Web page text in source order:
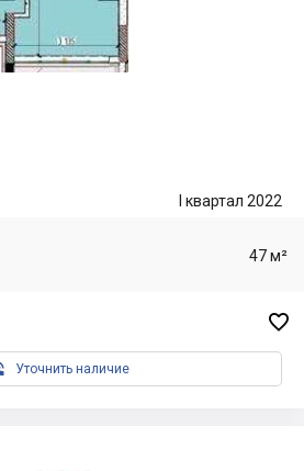
I квартал 2022
47 м²

Уточнить наличие